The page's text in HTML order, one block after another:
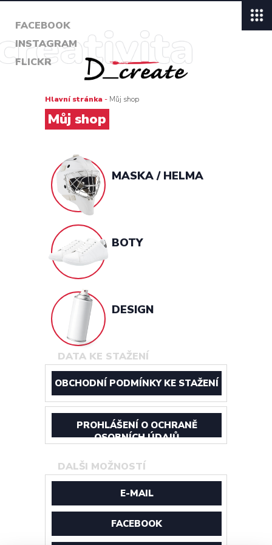
FACEBOOK
INSTAGRAM
FLICKR
Hlavní stránka- Můj shop
Můj shop
MASKA / HELMA
BOTY
DESIGN
DATA KE STAŽENÍ
OBCHODNÍ PODMÍNKY KE STAŽENÍ
PROHLÁŠENÍ O OCHRANĚ
OSOBNÍCH ÚDAJŮ
DALŠI MOŽNOSTÍ
E-MAIL
FACEBOOK